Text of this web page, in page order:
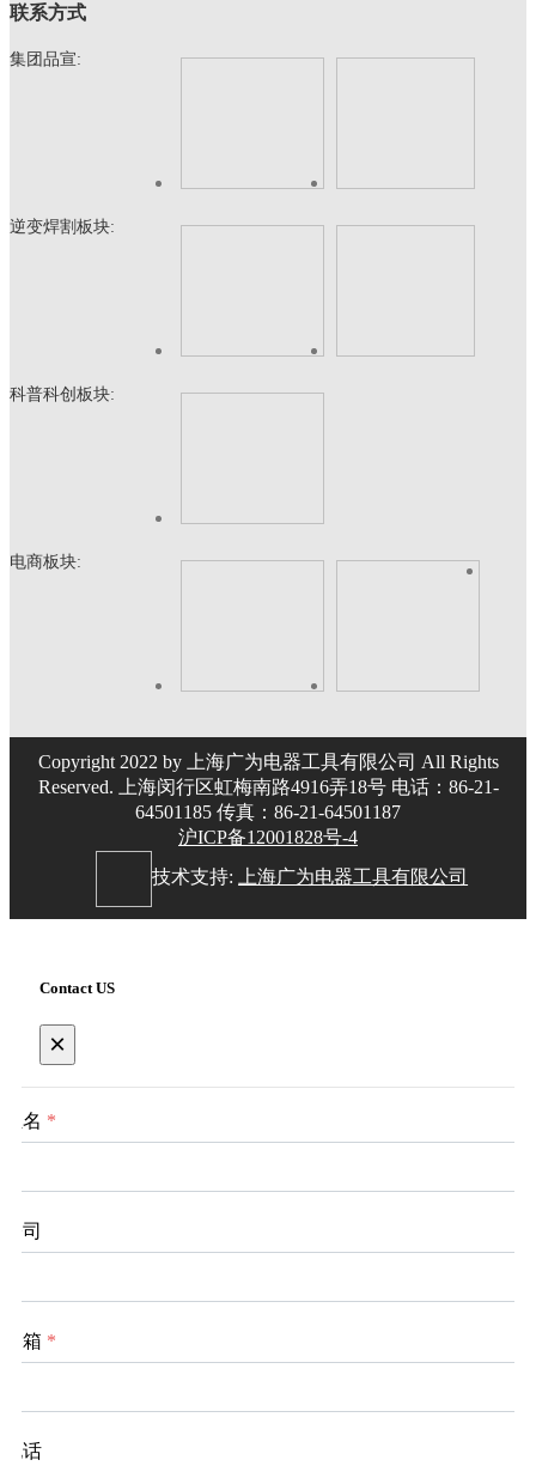
联系方式
集团品宣:
逆变焊割板块:
科普科创板块:
电商板块:
Copyright 2022 by 上海广为电器工具有限公司 All Rights
Reserved. 上海闵行区虹梅南路4916弄18号 电话：86-21-
64501185 传真：86-21-64501187
沪ICP备12001828号-4
技术支持:
上海广为电器工具有限公司
Contact US
×
姓名 *
公司
邮箱 *
电话